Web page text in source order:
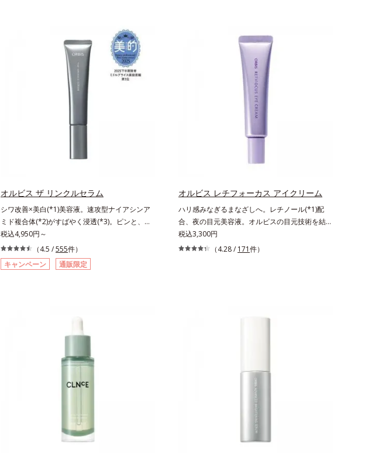
オルビス ザ リンクルセラム
シワ改善×美白(*1)美容液。速攻型ナイアシンア
ミド複合体(*2)がすばやく浸透(*3)。ピンと、パ
ッと。大人の肌にハリ感を。シワ改善×美白(*1)
美容液。ポーラ化成 研究所の独自研究で見出し
た、速攻型ナイアシンアミド複合体(*2)と浸透サ
ポート成分(*4)を配合。シワ改善・美白の有効成
齢とともに刻まれる深い悩みのシワを改善しなが
ら、過剰なメラニン生成を防ぎ未来のシミ・ソバ
透型ハリ保湿成分(*6)で大人肌にハリ感をプラ
ス。するっと伸び広がるテクスチャーで、"顔全
体にご使用いただける設計"。見えているシワは
抑え、シミ・ソバカスを防ぐ*2 ナイアシンアミ
ド（有効成分）、水添大豆リン脂質、フィトステ
ロール、水（基剤）、BG（保湿）*3 角層まで*4
税込4,950円～
（4.5 /555件）
キャンペーン
通販限定
オルビス レチフォーカス アイクリーム
ハリ感みなぎるまなざしへ。レチノール(*1)配
合、夜の目元美容液。オルビスの目元技術を結集
し、ハリ感みなぎるまなざしへ。レチノール(*1)
配合の目元美容液です。目元悩みをマルチにケア
(*4)。夜のスキンケアの最後にプラスすることで
成分*3 ラウロイルグルタミン酸ジ（フィトステ
リル/オクチルドデシル）配合＝保湿成分*4 角層
税込3,300円
（4.28 / 171件）